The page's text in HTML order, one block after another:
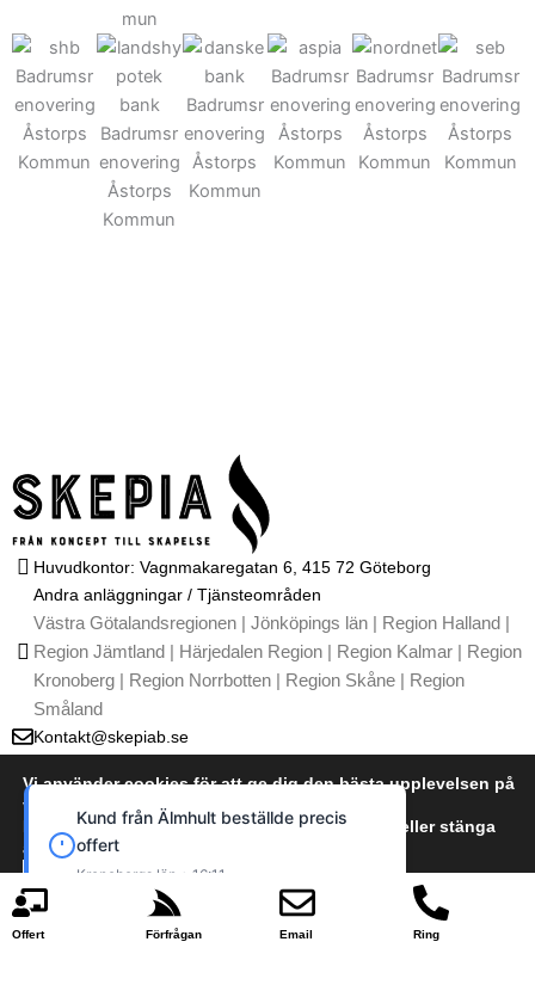
Huvudkontor: Vagnmakaregatan 6, 415 72 Göteborg
Andra anläggningar / Tjänsteområden
Västra Götalandsregionen | Jönköpings län | Region Halland |
Region Jämtland | Härjedalen Region | Region Kalmar | Region
Kronoberg | Region Norrbotten | Region Skåne | Region
Småland
Kontakt@skepiab.se
T
k
I
n
s
t
a
G
o
o
l
Y
o
u
u
L
i
n
Kontakta oss
Integritetspolicy / GDPR
Offert Förfrågan Email Ring
Vi använder cookies för att ge dig den bästa upplevelsen på
vår webbplats.
Du kan läsa mer om vilka cookies vi använder eller stänga
av dem i
cookie policy
Acceptera Neka
Kund från Älmhult beställde precis
offert
Kronobergs län • 16:11